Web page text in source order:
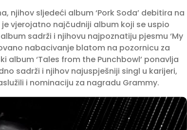
njihov sljedeći album ‘Pork Soda’ debitira na
vjerojatno najčudniji album koji se uspio
sadrži i njihovu najpoznatiju pjesmu ‘My
nabacivanje blatom na pozornicu za
‘Tales from the Punchbowl’ ponavlja
sadrži i njihov najuspješniji singl u karijeri,
i nominaciju za nagradu Grammy.